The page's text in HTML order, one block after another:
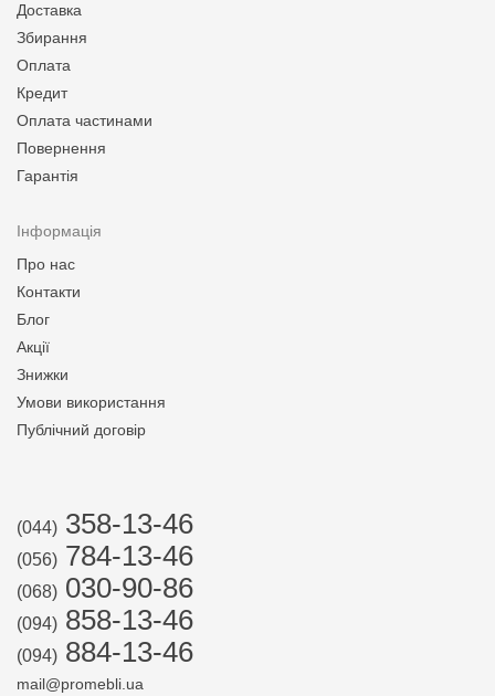
Доставка
Збирання
Оплата
Кредит
Оплата частинами
Повернення
Гарантія
Інформація
Про нас
Контакти
Блог
Акції
Знижки
Умови використання
Публічний договір
(044) 358-13-46
(056) 784-13-46
(068) 030-90-86
(094) 858-13-46
(094) 884-13-46
mail@promebli.ua